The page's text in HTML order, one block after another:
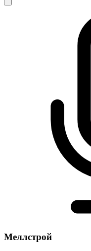
Меллстрой